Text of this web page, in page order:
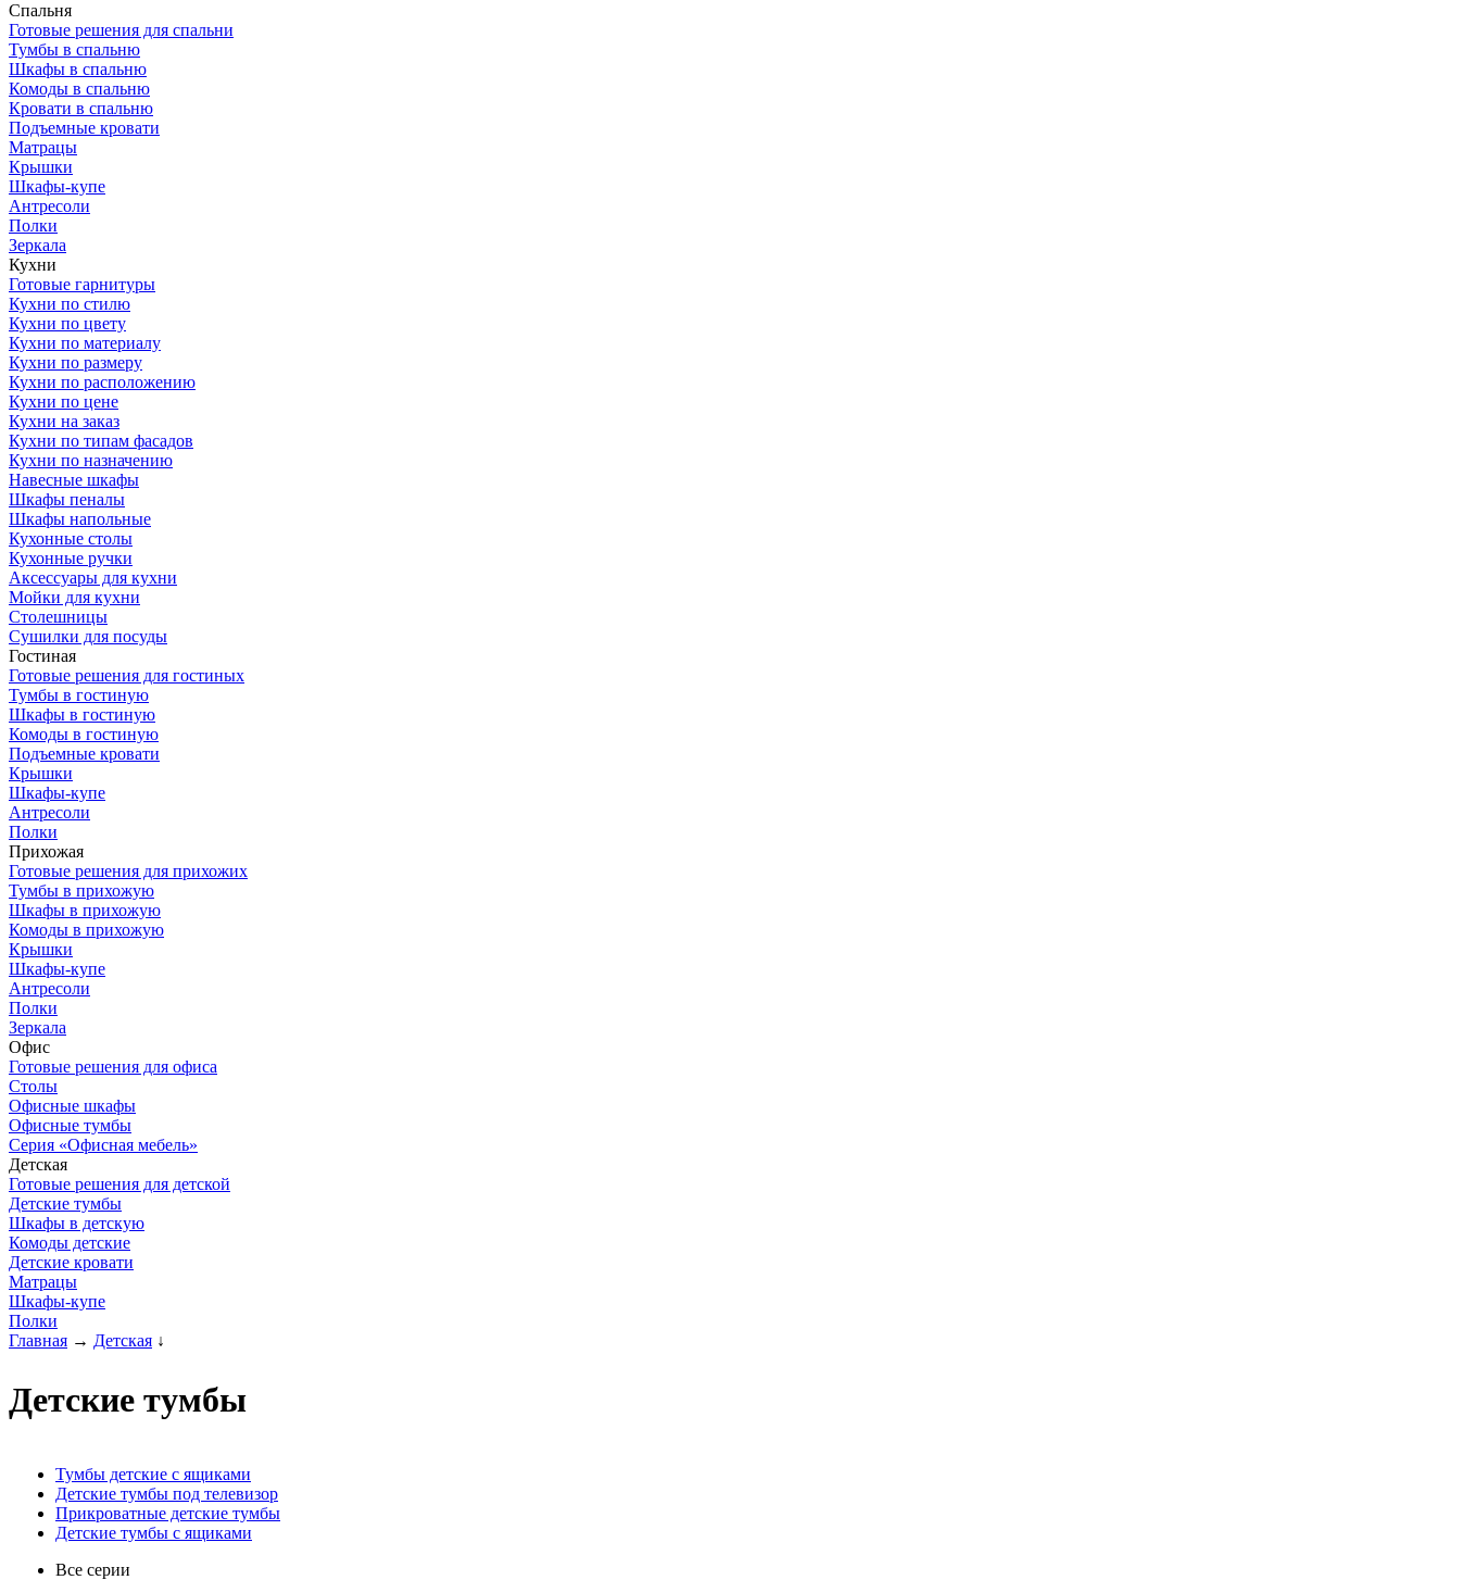
Спальня
Готовые решения для спальни
Тумбы в спальню
Шкафы в спальню
Комоды в спальню
Кровати в спальню
Подъемные кровати
Матрацы
Крышки
Шкафы-купе
Антресоли
Полки
Зеркала
Кухни
Готовые гарнитуры
Кухни по стилю
Кухни по цвету
Кухни по материалу
Кухни по размеру
Кухни по расположению
Кухни по цене
Кухни на заказ
Кухни по типам фасадов
Кухни по назначению
Навесные шкафы
Шкафы пеналы
Шкафы напольные
Кухонные столы
Кухонные ручки
Аксессуары для кухни
Мойки для кухни
Столешницы
Сушилки для посуды
Гостиная
Готовые решения для гостиных
Тумбы в гостиную
Шкафы в гостиную
Комоды в гостиную
Подъемные кровати
Крышки
Шкафы-купе
Антресоли
Полки
Прихожая
Готовые решения для прихожих
Тумбы в прихожую
Шкафы в прихожую
Комоды в прихожую
Крышки
Шкафы-купе
Антресоли
Полки
Зеркала
Офис
Готовые решения для офиса
Столы
Офисные шкафы
Офисные тумбы
Серия «Офисная мебель»
Детская
Готовые решения для детской
Детские тумбы
Шкафы в детскую
Комоды детские
Детские кровати
Матрацы
Шкафы-купе
Полки
Главная → Детская ↓
Детские тумбы
Тумбы детские с ящиками
Детские тумбы под телевизор
Прикроватные детские тумбы
Детские тумбы с ящиками
Все серии